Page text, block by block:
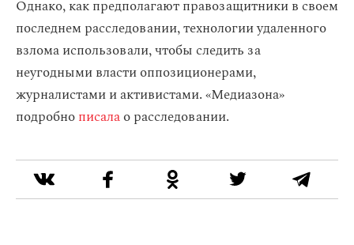
Однако, как предполагают правозащитники в своем
последнем расследовании, технологии удаленного
взлома использовали, чтобы следить за
неугодными власти оппозиционерами,
журналистами и активистами. «Медиазона»
подробнописалао расследовании.